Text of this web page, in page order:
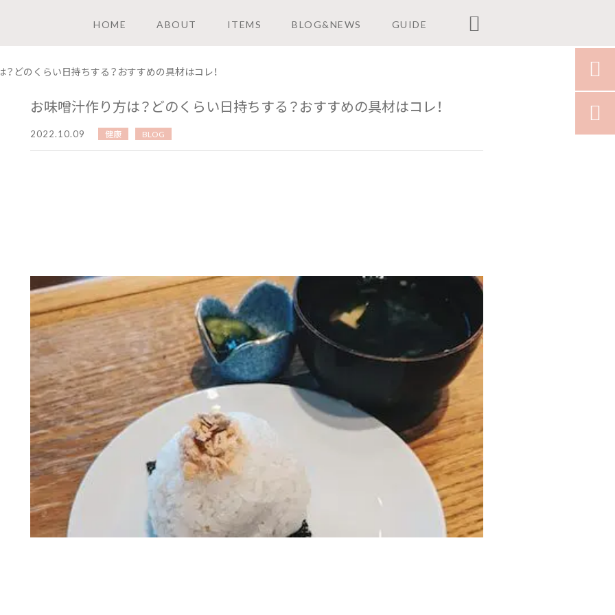
HOME ABOUT ITEMS BLOG&NEWS GUIDE 
どのくらい日持ちする？おすすめの具材はコレ！
お味噌汁作り方は？どのくらい日持ちする？おすすめの具材はコレ！
2022.10.09 健康 BLOG

